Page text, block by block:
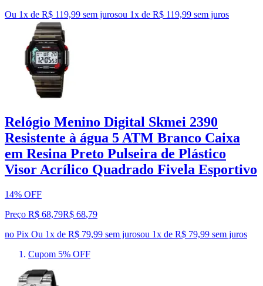
Ou 1x de R$ 119,99 sem jurosou 1x de R$ 119,99 sem juros
Relógio Menino Digital Skmei 2390
Resistente à água 5 ATM Branco Caixa
em Resina Preto Pulseira de Plástico
Visor Acrílico Quadrado Fivela Esportivo
14% OFF
Preço R$ 68,79R$ 68,79
no Pix Ou 1x de R$ 79,99 sem jurosou 1x de R$ 79,99 sem juros
Cupom 5% OFF